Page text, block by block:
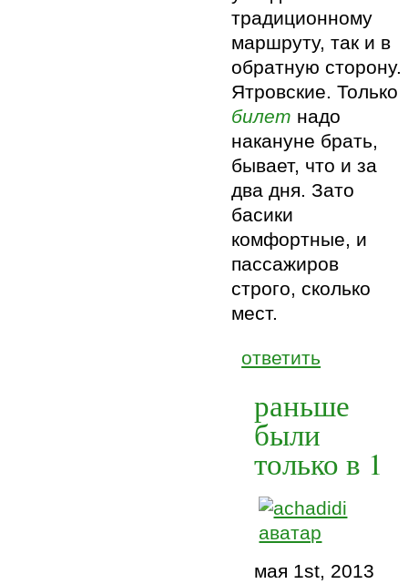
традиционному
маршруту, так и в
обратную сторону.
Ятровские. Только
билет надо
накануне брать,
бывает, что и за
два дня. Зато
басики
комфортные, и
пассажиров
строго, сколько
мест.
ответить
раньше
были
только в 1
мая 1st, 2013